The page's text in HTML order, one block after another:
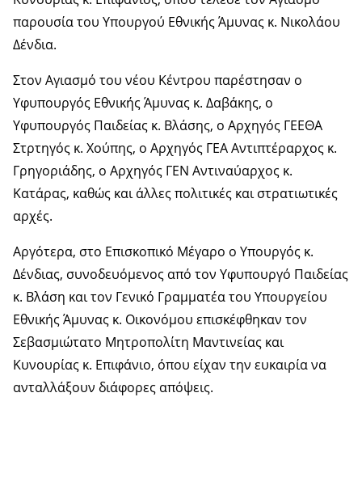
παρουσία του Υπουργού Εθνικής Άμυνας κ. Νικολάου
Δένδια.
Στον Αγιασμό του νέου Κέντρου παρέστησαν ο
Υφυπουργός Εθνικής Άμυνας κ. Δαβάκης, ο
Υφυπουργός Παιδείας κ. Βλάσης, ο Αρχηγός ΓΕΕΘΑ
Στρτηγός κ. Χούπης, ο Αρχηγός ΓΕΑ Αντιπτέραρχος κ.
Γρηγοριάδης, ο Αρχηγός ΓΕΝ Αντιναύαρχος κ.
Κατάρας, καθώς και άλλες πολιτικές και στρατιωτικές
αρχές.
Αργότερα, στο Επισκοπικό Μέγαρο ο Υπουργός κ.
Δένδιας, συνοδευόμενος από τον Υφυπουργό Παιδείας
κ. Βλάση και τον Γενικό Γραμματέα του Υπουργείου
Εθνικής Άμυνας κ. Οικονόμου επισκέφθηκαν τον
Σεβασμιώτατο Μητροπολίτη Μαντινείας και
Κυνουρίας κ. Επιφάνιο, όπου είχαν την ευκαιρία να
ανταλλάξουν διάφορες απόψεις.